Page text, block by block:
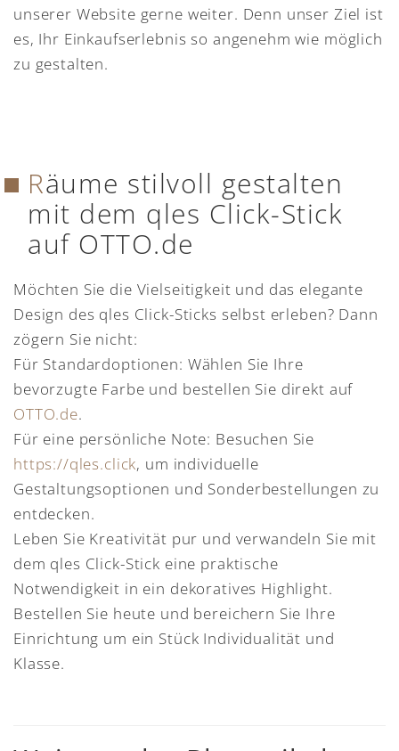
unserer Website gerne weiter. Denn unser Ziel ist
es, Ihr Einkaufserlebnis so angenehm wie möglich
zu gestalten.
Räume stilvoll gestalten
mit dem qles Click-Stick
auf OTTO.de
Möchten Sie die Vielseitigkeit und das elegante
Design des qles Click-Sticks selbst erleben? Dann
zögern Sie nicht:
Für Standardoptionen: Wählen Sie Ihre
bevorzugte Farbe und bestellen Sie direkt auf
OTTO.de.
Für eine persönliche Note: Besuchen Sie
https://qles.click, um individuelle
Gestaltungsoptionen und Sonderbestellungen zu
entdecken.
Leben Sie Kreativität pur und verwandeln Sie mit
dem qles Click-Stick eine praktische
Notwendigkeit in ein dekoratives Highlight.
Bestellen Sie heute und bereichern Sie Ihre
Einrichtung um ein Stück Individualität und
Klasse.